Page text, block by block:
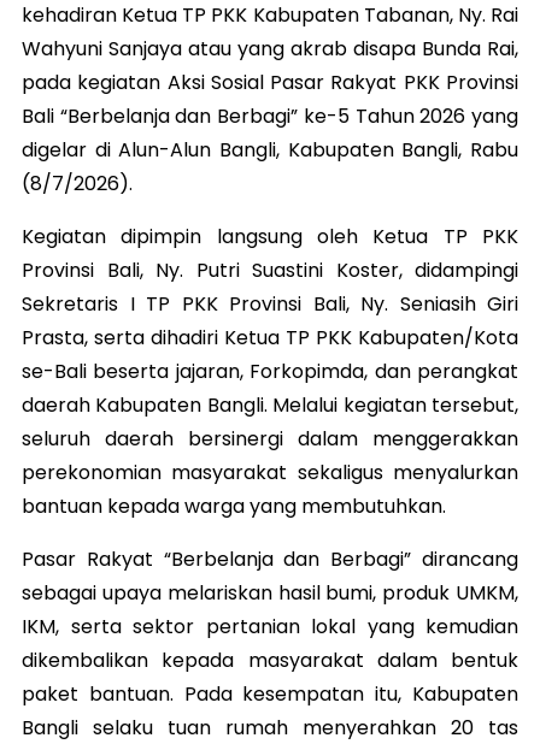
kehadiran Ketua TP PKK Kabupaten Tabanan, Ny. Rai
Wahyuni Sanjaya atau yang akrab disapa Bunda Rai,
pada kegiatan Aksi Sosial Pasar Rakyat PKK Provinsi
Bali “Berbelanja dan Berbagi” ke-5 Tahun 2026 yang
digelar di Alun-Alun Bangli, Kabupaten Bangli, Rabu
(8/7/2026).
Kegiatan dipimpin langsung oleh Ketua TP PKK
Provinsi Bali, Ny. Putri Suastini Koster, didampingi
Sekretaris I TP PKK Provinsi Bali, Ny. Seniasih Giri
Prasta, serta dihadiri Ketua TP PKK Kabupaten/Kota
se-Bali beserta jajaran, Forkopimda, dan perangkat
daerah Kabupaten Bangli. Melalui kegiatan tersebut,
seluruh daerah bersinergi dalam menggerakkan
perekonomian masyarakat sekaligus menyalurkan
bantuan kepada warga yang membutuhkan.
Pasar Rakyat “Berbelanja dan Berbagi” dirancang
sebagai upaya melariskan hasil bumi, produk UMKM,
IKM, serta sektor pertanian lokal yang kemudian
dikembalikan kepada masyarakat dalam bentuk
paket bantuan. Pada kesempatan itu, Kabupaten
Bangli selaku tuan rumah menyerahkan 20 tas